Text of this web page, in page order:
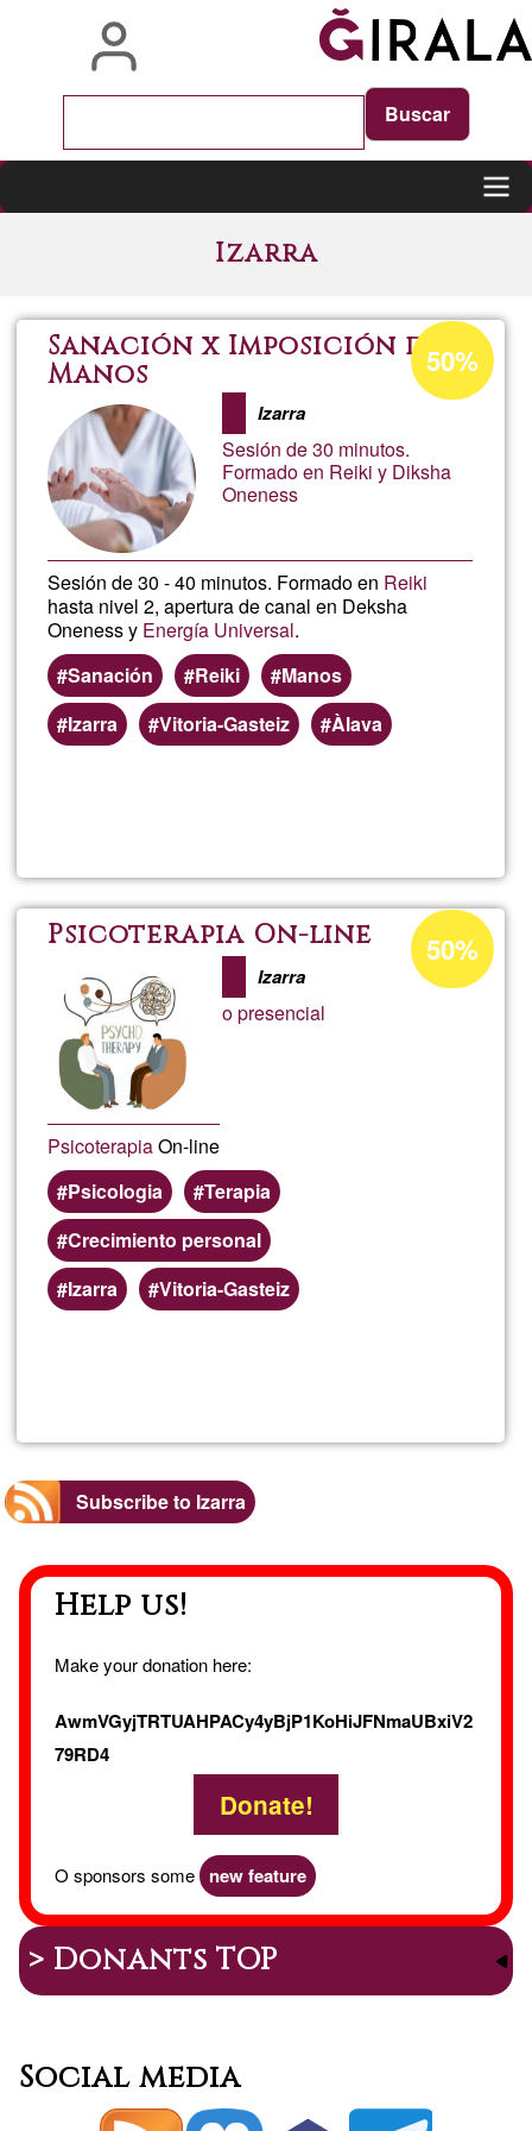
Izarra
Sanación x Imposición de
Manos
Izarra
Sesión de 30 minutos.
Formado en Reiki y Diksha
Oneness
Sesión de 30 - 40 minutos. Formado en Reiki
hasta nivel 2, apertura de canal en Deksha
Oneness y Energía Universal.
Sanación
Reiki
Manos
Izarra
Vitoria-Gasteiz Àlava
Acceptance
percentage
50%
x
Psicoterapia On-line
Izarra
o presencial
PsicoterapiaOn-line
Psicologia
Terapia
Crecimiento personal
Izarra
Vitoria-Gasteiz
Acceptance
percentage
50%
Subscribe to Izarra
Help us!
Make your donation here:
AwmVGyjTRTUAHPACy4yBjP1KoHiJFNmaUBxiV2
79RD4
Donate!
O sponsors some new feature
> Donants TOP
Social media